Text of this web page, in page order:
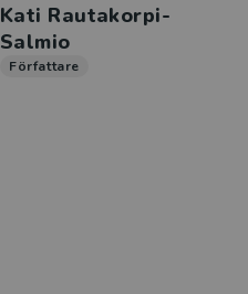
Kati Rautakorpi-
Salmio
Författare